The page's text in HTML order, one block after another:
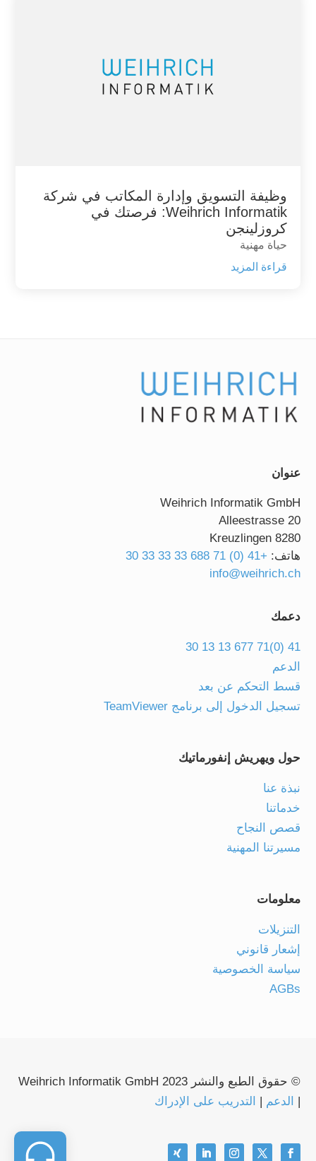
وظيفة التسويق وإدارة المكاتب في شركة
Weihrich Informatik: فرصتك في
كروزلينجن
حياة مهنية
قراءة المزيد
عنوان
Weihrich Informatik GmbH
Alleestrasse 20
8280 Kreuzlingen
هاتف: +41 (0) 71 688 33 33 33 30
info@weihrich.ch
دعمك
41 (0)71 677 13 13 30
الدعم
قسط التحكم عن بعد
تسجيل الدخول إلى برنامج TeamViewer
حول ويهريش إنفورماتيك
نبذة عنا
خدماتنا
قصص النجاح
مسيرتنا المهنية
معلومات
التنزيلات
إشعار قانوني
سياسة الخصوصية
AGBs
© حقوق الطبع والنشر 2023 Weihrich Informatik GmbH
|
الدعم | التدريب على الإدراك